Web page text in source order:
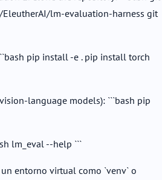
lm-evaluation-harness git
pip install -e . pip install torch
language models): ```bash pip
lm_eval --help ```
entorno virtual como `venv` o